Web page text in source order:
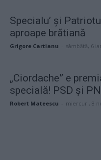
Specialu’ și
aproape brătiană
Grigore Cartianu sâmbătă, 6
„Ciordache” e
specială! PSD și
Robert Mateescu miercuri, 8